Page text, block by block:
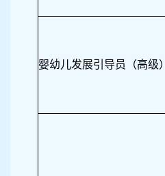
婴幼儿发展引导员（高级）